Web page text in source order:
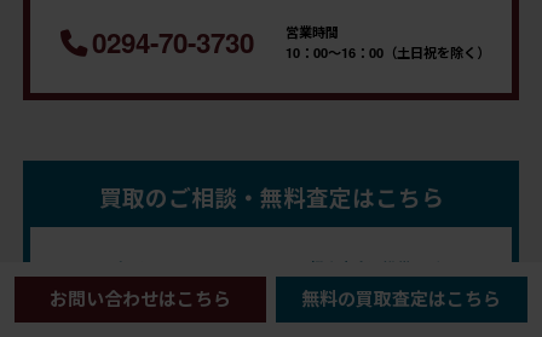
0294-70-3730
営業時間
10：00～16：00（土日祝を除く）
買取のご相談・無料査定はこちら
フリーダイヤル
0120-971-794
買取鑑定士直通携帯電話
090-2495-4483
お問い合わせはこちら 無料の買取査定はこちら